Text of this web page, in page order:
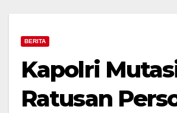
BERITA
Kapolri
Ratusan